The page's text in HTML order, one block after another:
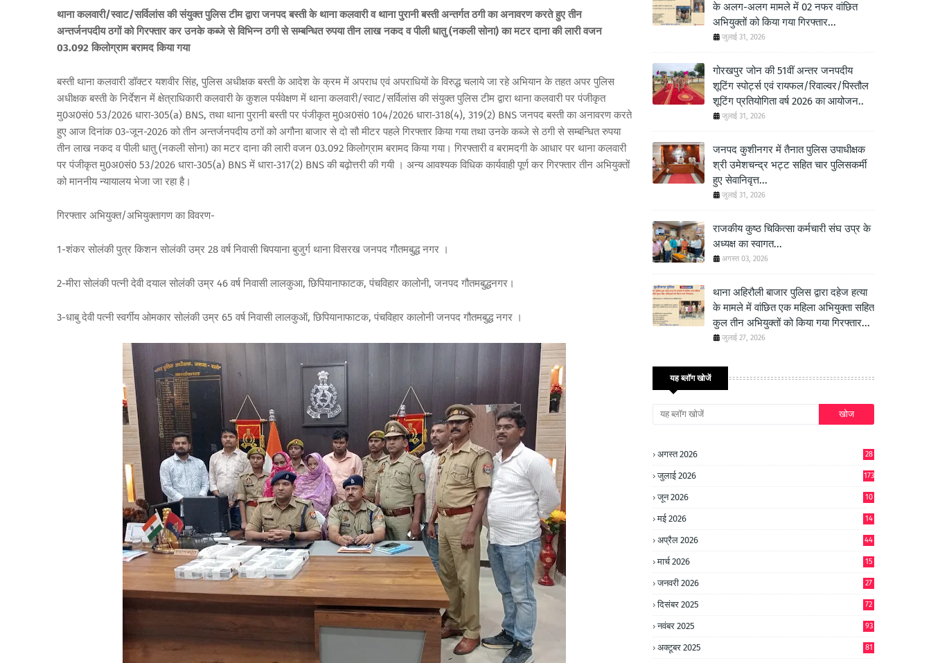
थाना कलवारी/स्वाट/सर्विलांस की संयुक्त पुलिस टीम द्वारा जनपद बस्ती के थाना कलवारी व थाना पुरानी बस्ती अन्तर्गत ठगी का अनावरण करते हुए तीन
अन्तर्जनपदीय ठगों को गिरफ्तार कर उनके कब्जे से विभिन्न ठगी से सम्बन्धित रुपया तीन लाख नकद व पीली धातु (नकली सोना) का मटर दाना की लारी वजन
03.092 किलोग्राम बरामद किया गया
बस्ती थाना कलवारी डॉक्टर यशवीर सिंह, पुलिस अधीक्षक बस्ती के आदेश के क्रम में अपराध एवं अपराधियों के विरुद्ध चलाये जा रहे अभियान के तहत अपर पुलिस
अधीक्षक बस्ती के निर्देशन में क्षेत्राधिकारी कलवारी के कुशल पर्यवेक्षण में थाना कलवारी/स्वाट/सर्विलांस की संयुक्त पुलिस टीम द्वारा थाना कलवारी पर पंजीकृत
मु0अ0सं0 53/2026 धारा-305(a) BNS, तथा थाना पुरानी बस्ती पर पंजीकृत मु0अ0सं0 104/2026 धारा-318(4), 319(2) BNS जनपद बस्ती का अनावरण करते
हुए आज दिनांक 03-जून-2026 को तीन अन्तर्जनपदीय ठगों को अगौना बाजार से दो सौ मीटर पहले गिरफ्तार किया गया तथा उनके कब्जे से ठगी से सम्बन्धित रुपया
तीन लाख नकद व पीली धातु (नकली सोना) का मटर दाना की लारी वजन 03.092 किलोग्राम बरामद किया गया। गिरफ्तारी व बरामदगी के आधार पर थाना कलवारी
पर पंजीकृत मु0अ0सं0 53/2026 धारा-305(a) BNS में धारा-317(2) BNS की बढ़ोत्तरी की गयी । अन्य आवश्यक विधिक कार्यवाही पूर्ण कर गिरफ्तार तीन अभियुक्तों
को माननीय न्यायालय भेजा जा रहा है।
गिरफ्तार अभियुक्त/अभियुक्तागण का विवरण-
1-शंकर सोलंकी पुत्र किशन सोलंकी उम्र 28 वर्ष निवासी चिपयाना बुजुर्ग थाना विसरख जनपद गौतमबुद्ध नगर ।
2-मीरा सोलंकी पत्नी देवी दयाल सोलंकी उम्र 46 वर्ष निवासी लालकुआ, छिपियानाफाटक, पंचविहार कालोनी, जनपद गौतमबुद्धनगर।
3-धाबु देवी पत्नी स्वर्गीय ओमकार सोलंकी उम्र 65 वर्ष निवासी लालकुऑ, छिपियानाफाटक, पंचविहार कालोनी जनपद गौतमबुद्ध नगर ।
के अलग-अलग मामले में 02 नफर वांछित
अभियुक्तों को किया गया गिरफ्तार...
जुलाई 31, 2026
गोरखपुर जोन की 51वीं अन्तर जनपदीय
शूटिंग स्पोर्ट्स एवं रायफल/रिवाल्वर/पिस्तौल
शूटिंग प्रतियोगिता वर्ष 2026 का आयोजन..
जुलाई 31, 2026
जनपद कुशीनगर में तैनात पुलिस उपाधीक्षक
श्री उमेशचन्द्र भट्ट सहित चार पुलिसकर्मी
हुए सेवानिवृत्त...
जुलाई 31, 2026
राजकीय कुष्ठ चिकित्सा कर्मचारी संघ उप्र के
अध्यक्ष का स्वागत...
अगस्त 03, 2026
थाना अहिरौली बाजार पुलिस द्वारा दहेज हत्या
के मामले में वांछित एक महिला अभियुक्ता सहित
कुल तीन अभियुक्तों को किया गया गिरफ्तार...
जुलाई 27, 2026
यह ब्लॉग खोजें
अगस्त 2026 28
जुलाई 2026 173
जून 2026
10
मई 2026
14
अप्रैल 2026 44
मार्च 2026 15
जनवरी 2026 27
दिसंबर 2025 72
नवंबर 2025 93
अक्टूबर 2025 81